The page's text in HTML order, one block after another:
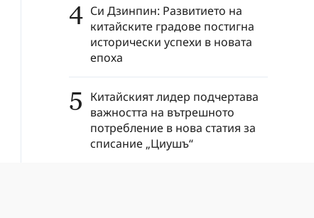
4 Си Дзинпин: Развитието на
китайските градове постигна
исторически успехи в новата
епоха
5 Китайският лидер подчертава
важността на вътрешното
потребление в нова статия за
списание „Циушъ“